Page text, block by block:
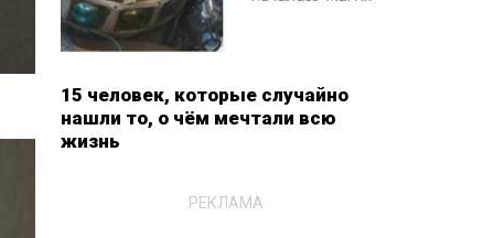
15 человек, которые случайно
нашли то, о чём мечтали всю
жизнь
РЕКЛАМА